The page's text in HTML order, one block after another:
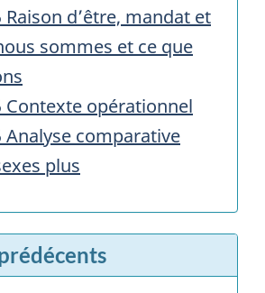
Raison d’être, mandat et
sommes et ce que
Contexte opérationnel
Analyse comparative
plus